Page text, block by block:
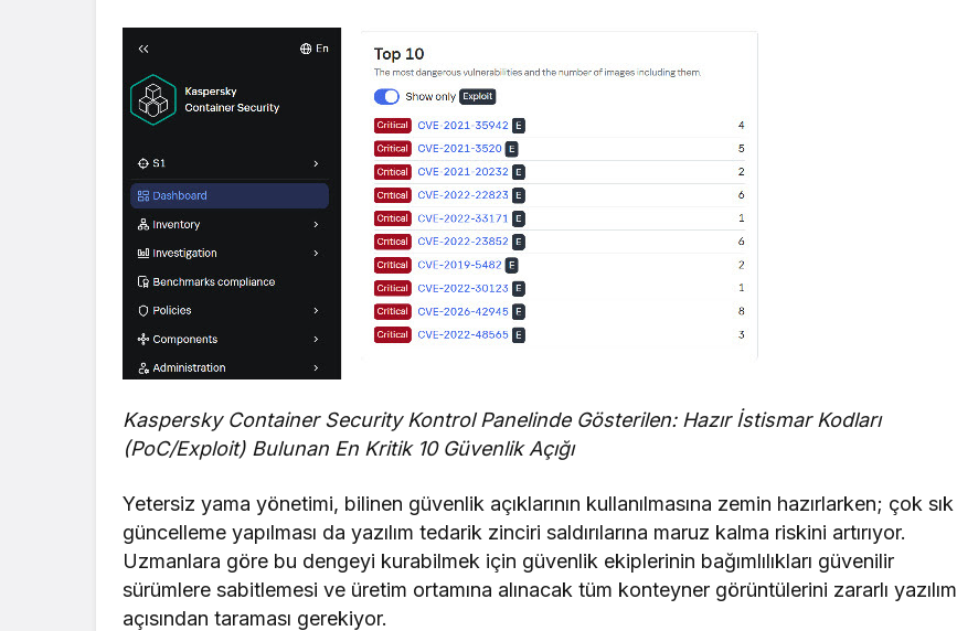
Kaspersky Container Security Kontrol Panelinde Gösterilen: Hazır İstismar Kodları
(PoC/Exploit) Bulunan En Kritik 10 Güvenlik Açığı
Yetersiz yama yönetimi, bilinen güvenlik açıklarının kullanılmasına zemin hazırlarken; çok sık
güncelleme yapılması da yazılım tedarik zinciri saldırılarına maruz kalma riskini artırıyor.
Uzmanlara göre bu dengeyi kurabilmek için güvenlik ekiplerinin bağımlılıkları güvenilir
sürümlere sabitlemesi ve üretim ortamına alınacak tüm konteyner görüntülerini zararlı yazılım
açısından taraması gerekiyor.